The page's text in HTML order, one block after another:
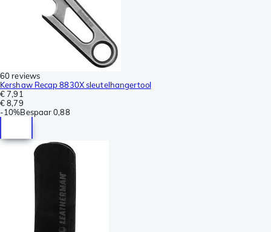
60 reviews
Kershaw Recap 8830X sleutelhangertool
€ 7,91
€ 8,79
-10%Bespaar 0,88